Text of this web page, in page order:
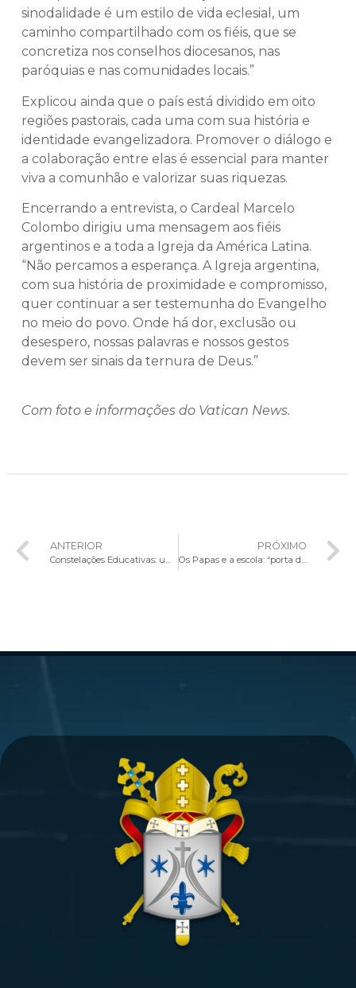
sinodalidade é um estilo de vida eclesial, um
caminho compartilhado com os fiéis, que se
concretiza nos conselhos diocesanos, nas
paróquias e nas comunidades locais.”
Explicou ainda que o país está dividido em oito
regiões pastorais, cada uma com sua história e
identidade evangelizadora. Promover o diálogo e
a colaboração entre elas é essencial para manter
viva a comunhão e valorizar suas riquezas.
Encerrando a entrevista, o Cardeal Marcelo
Colombo dirigiu uma mensagem aos fiéis
argentinos e a toda a Igreja da América Latina.
“Não percamos a esperança. A Igreja argentina,
com sua história de proximidade e compromisso,
quer continuar a ser testemunha do Evangelho
no meio do povo. Onde há dor, exclusão ou
desespero, nossas palavras e nossos gestos
devem ser sinais da ternura de Deus.”
Com foto e informações do Vatican News.
ANTERIOR
Constelações Educativas: um congresso internacional por um pacto com o futuro
PRÓXIMO
Os Papas e a escola: “porta da vida” onde a pessoa é formada